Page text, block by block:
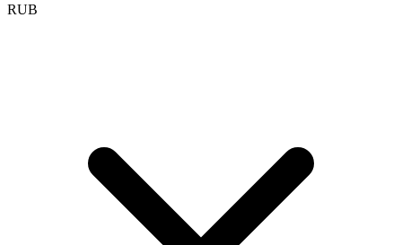
RUB